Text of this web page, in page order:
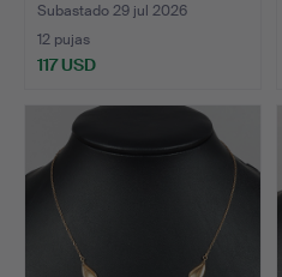
Subastado 29 jul 2026
12 pujas
117 USD